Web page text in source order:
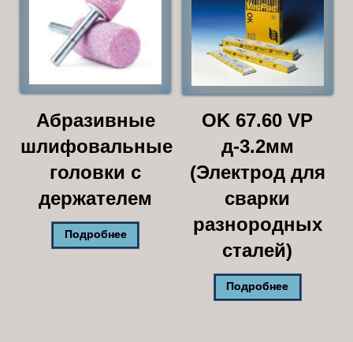
Абразивные
шлифовальные
головки с
держателем
Подробнее
OK 67.60 VP
д-3.2мм
(Электрод для
сварки
разнородных
сталей)
Подробнее